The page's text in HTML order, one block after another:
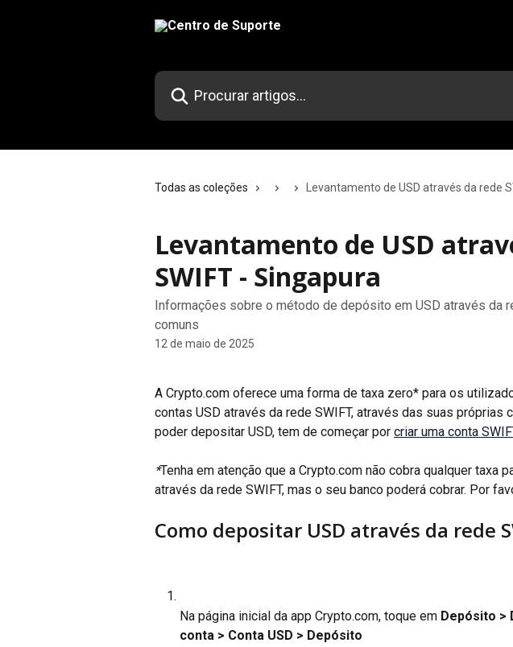
Procurar artigos...
Todas as coleções Levantamento de USD através da rede
Levantamento de USD
SWIFT - Singapura
Informações sobre o método de depósito em USD através da
comuns
12 de maio de 2025
A Crypto.com oferece uma forma de taxa zero* para os
contas USD através da rede SWIFT, através das suas próprias
poder depositar USD, tem de começar por criar uma conta
*Tenha em atenção que a Crypto.com não cobra qualquer taxa
através da rede SWIFT, mas o seu banco poderá cobrar. Por
Como depositar USD através da rede
Na página inicial da app Crypto.com, toque em Depósito >
conta > Conta USD > Depósito